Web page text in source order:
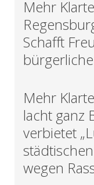
Mehr
Schafft
Mehr
lacht ganz
verbietet
wegen